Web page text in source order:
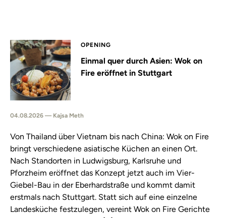
OPENING
Einmal quer durch Asien: Wok on
Fire eröffnet in Stuttgart
04.08.2026 — Kajsa Meth
Von Thailand über Vietnam bis nach China: Wok on Fire
bringt verschiedene asiatische Küchen an einen Ort.
Nach Standorten in Ludwigsburg, Karlsruhe und
Pforzheim eröffnet das Konzept jetzt auch im Vier-
Giebel-Bau in der Eberhardstraße und kommt damit
erstmals nach Stuttgart. Statt sich auf eine einzelne
Landesküche festzulegen, vereint Wok on Fire Gerichte